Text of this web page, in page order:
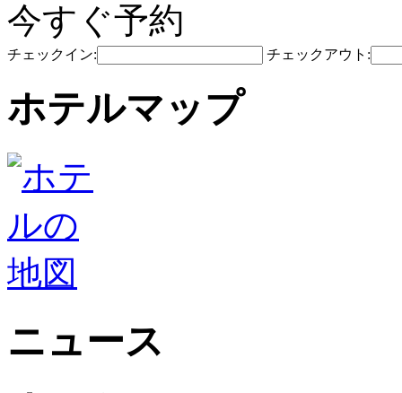
今すぐ予約
チェックイン: チェックアウト:
ホテルマップ
ニュース